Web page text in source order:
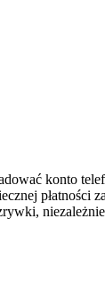
konto
płatności